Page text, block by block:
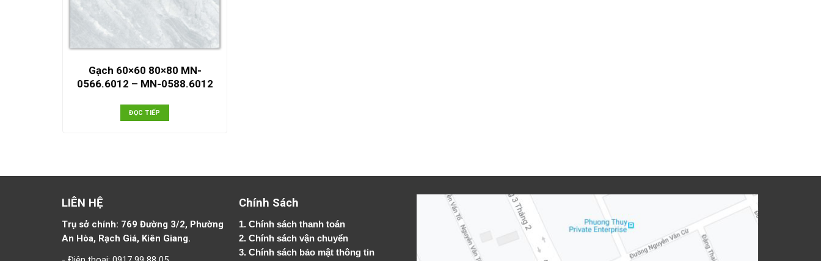
Gạch 60×60 80×80 MN-
0566.6012 – MN-0588.6012
ĐỌC TIẾP
LIÊN HỆ
Trụ sở chính: 769 Đường 3/2, Phường
An Hòa, Rạch Giá, Kiên Giang.
Chính Sách
1.Chính sách thanh toán
2.Chính sách vận chuyển
3. Chính sách bảo mật thông tin